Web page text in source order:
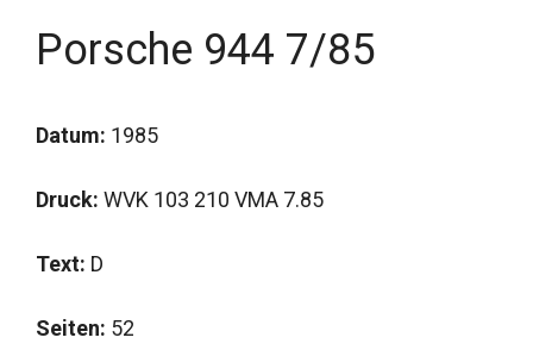
Porsche 944 7/85
Datum: 1985
Druck: WVK 103 210 VMA 7.85
Text: D
Seiten: 52